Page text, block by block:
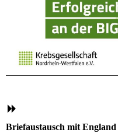
Briefaustausch mit England